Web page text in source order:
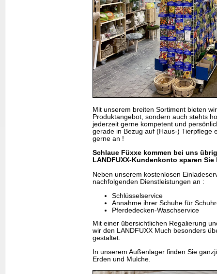
Mit unserem breiten Sortiment bieten
Produktangebot, sondern auch stehts
jederzeit gerne kompetent und
gerade in Bezug auf (Haus-) Tierpflege
gerne an !
Schlaue Füxxe kommen bei uns
LANDFUXX-Kundenkonto sparen
Neben unserem kostenlosen
nachfolgenden Dienstleistungen an :
Schlüsselservice
Annahme ihrer Schuhe für
Pferdedecken-Waschservice
Mit einer übersichtlichen Regalierung
wir den LANDFUXX Much besonders
gestaltet.
In unserem Außenlager finden Sie
Erden und Mulche.